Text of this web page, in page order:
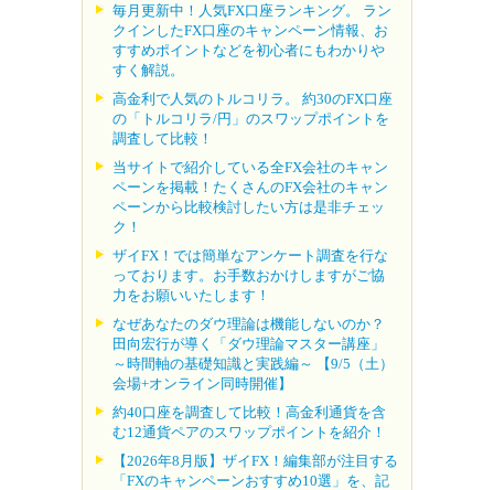
毎月更新中！人気FX口座ランキング。 ラン
クインしたFX口座のキャンペーン情報、お
すすめポイントなどを初心者にもわかりや
すく解説。
高金利で人気のトルコリラ。 約30のFX口座
の「トルコリラ/円」のスワップポイントを
調査して比較！
当サイトで紹介している全FX会社のキャン
ペーンを掲載！たくさんのFX会社のキャン
ペーンから比較検討したい方は是非チェッ
ク！
ザイFX！では簡単なアンケート調査を行な
っております。お手数おかけしますがご協
力をお願いいたします！
なぜあなたのダウ理論は機能しないのか？
田向宏行が導く「ダウ理論マスター講座」
～時間軸の基礎知識と実践編～ 【9/5（土）
会場+オンライン同時開催】
約40口座を調査して比較！高金利通貨を含
む12通貨ペアのスワップポイントを紹介！
【2026年8月版】ザイFX！編集部が注目する
「FXのキャンペーンおすすめ10選」を、記